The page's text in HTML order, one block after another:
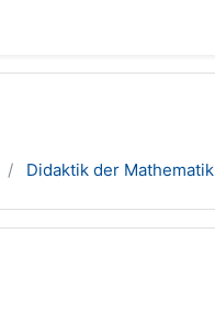
Didaktik der Mathematik